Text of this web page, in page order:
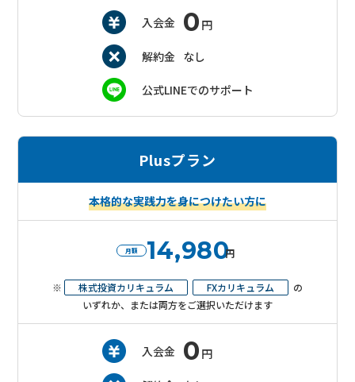
入会金 0 円
解約金 なし
公式LINEでのサポート
Plusプラン
本格的な実践力を身につけたい方に
月額 14,980円
※ 株式投資カリキュラム FXカリキュラム
の
いずれか、または両方をご選択いただけます
入会金 0 円